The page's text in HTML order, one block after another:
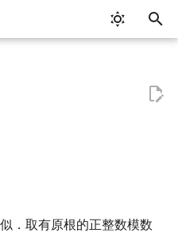
常见技巧
Atom
CCR Plus
Validator
运算
bitset
重载运算符
插入排序
四边形不等式优化
左偏树
树分块
猫树
WBLT
可持久化平衡树
树状数组套权值线段树
Top Tree
树的重心
同余最短路
圆方树
费用流
一般图最大匹配
莫队算法
模拟退火
．取有原根的正整数模数